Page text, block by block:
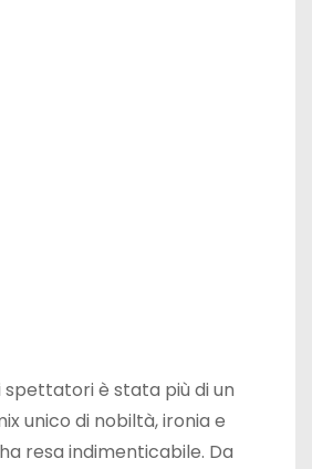
spettatori è stata più di un
unico di nobiltà, ironia e
resa indimenticabile. Da